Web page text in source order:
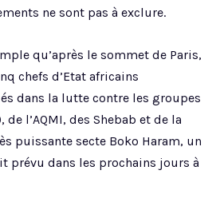
ne sont pas à exclure.
qu’après le sommet de Paris,
chefs d’Etat africains
dans la lutte contre les groupes
l’AQMI, des Shebab et de la
puissante secte Boko Haram, un
prévu dans les prochains jours à